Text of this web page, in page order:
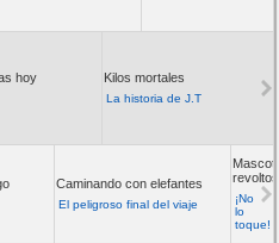
hoy Kilos mortales
La historia de J.T
Caminando con elefantes
El peligroso final del viaje
¡No
lo
toque!